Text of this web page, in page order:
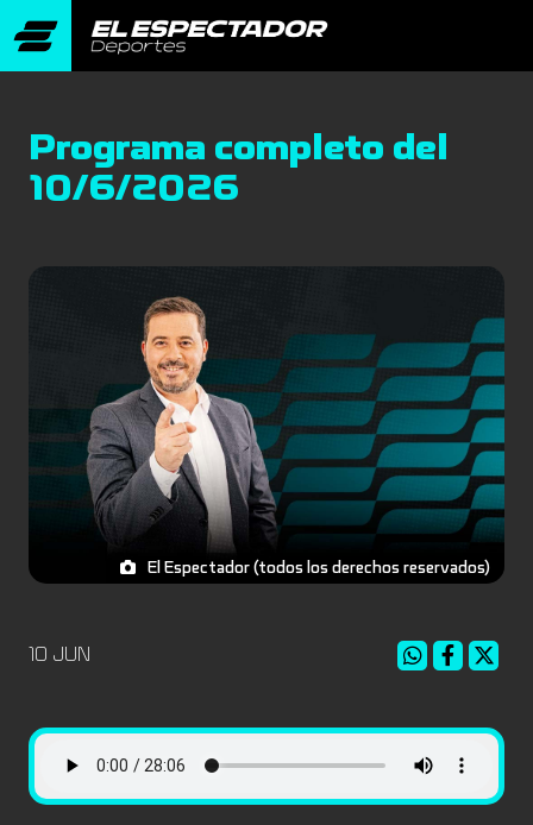
Programa completo del
10/6/2026
El Espectador (todos los derechos reservados)
10 JUN